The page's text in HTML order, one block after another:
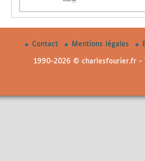
Contact Mentions légales
1990-2026 © charlesfourier.fr -